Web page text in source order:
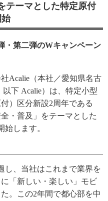
テーマとした特定原付
・第二弾のWキャンペーン
Acalie（本社／愛知県名古
下 Acalie）は、特定小型
）区分新設2周年である
・普及」をテーマとした
します。
し、当社はこれまで業界を
「新しい・楽しい」モビ
。この2年間で都心部を中